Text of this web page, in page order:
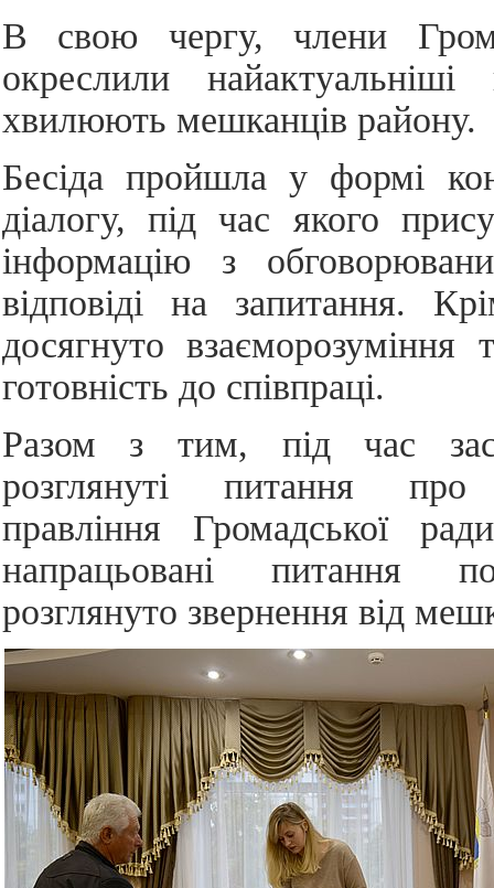
В свою чергу, члени
окреслили
хвилюють мешканців району.
Бесіда пройшла у формі
діалогу, під час якого
інформацію з
відповіді на запитання.
досягнуто взаєморозуміння
готовність до співпраці.
Разом з тим, під час
розглянуті питання про
правління Громадської
напрацьовані питання
розглянуто звернення від